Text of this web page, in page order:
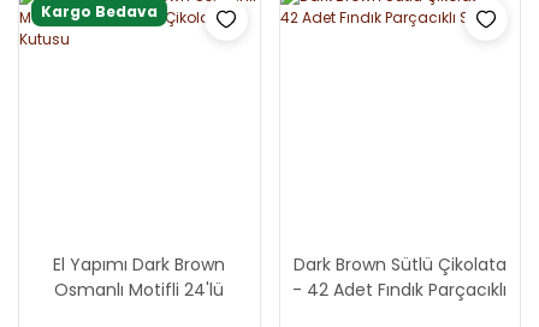
Kargo Bedava
El Yapımı Dark Brown
Osmanlı Motifli 24'lü
Dark Brown Sütlü Çikolata
- 42 Adet Fındık Parçacıklı